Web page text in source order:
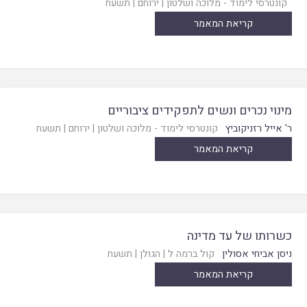
קונטרסי לימוד - מלוכה ושלטון ירוחם תשעח
קריאת המאמר
מינוי נכרים ונשים לתפקידים ציבוריים
ר' אייל רזניקוביץ קונטרסי לימוד - מלוכה ושלטון | ירוחם | תשעח
קריאת המאמר
כשרותו של עד מדינה
ניסן אביחי אסולין קול ברמה ל | הגולן | תשעח
קריאת המאמר